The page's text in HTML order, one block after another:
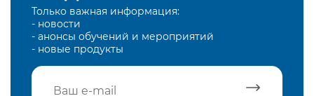
Только важная информация:
- новости
- анонсы обучений и мероприятий
- новые продукты